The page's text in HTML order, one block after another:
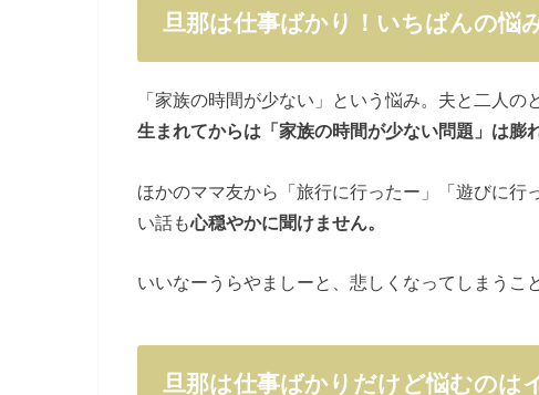
旦那は仕事ばかり！いちばんの悩
「家族の時間が少ない」という悩み。夫と二人の
生まれてからは「家族の時間が少ない問題」は膨
ほかのママ友から「旅行に行ったー」「遊びに
い話も心穏やかに聞けません。
いいなーうらやましーと、悲しくなってしまうこ
旦那は仕事ばかりだけど悩むのは